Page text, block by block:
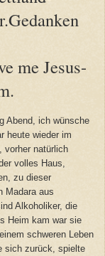
me Jesus-
Abend, ich wünsche
heute wieder im
vorher natürlich
volles Haus,
zu dieser
Madara aus
Alkoholiker, die
Heim kam war sie
schweren Leben
sich zurück, spielte